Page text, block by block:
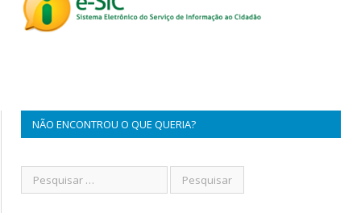
NÃO ENCONTROU O QUE QUERIA?